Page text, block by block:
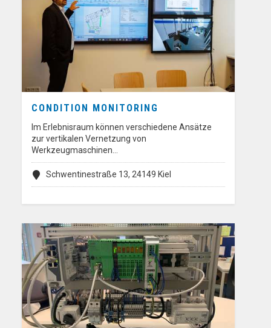
CONDITION MONITORING
Im Erlebnisraum können verschiedene Ansätze
zur vertikalen Vernetzung von
Werkzeugmaschinen…
Schwentinestraße 13, 24149 Kiel